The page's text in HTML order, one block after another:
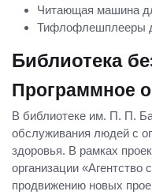
Читающая машина
Тифлофлешплееры
Библиотека
Программное
В библиотеке им. П. П.
обслуживания людей с
здоровья. В рамках
организации «Агентство
продвижению новых